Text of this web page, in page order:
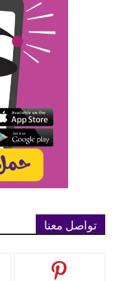
تواصل معنا